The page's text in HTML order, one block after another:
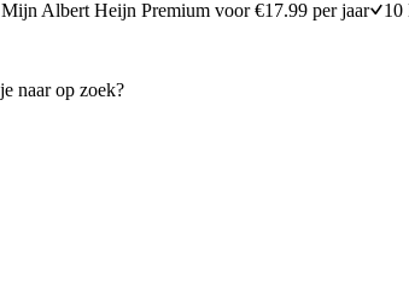
Mijn Albert Heijn Premium voor €17.99 per jaar 10